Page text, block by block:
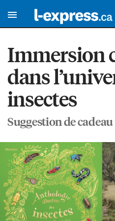
Immersion
dans
insectes
Suggestion de cadeau